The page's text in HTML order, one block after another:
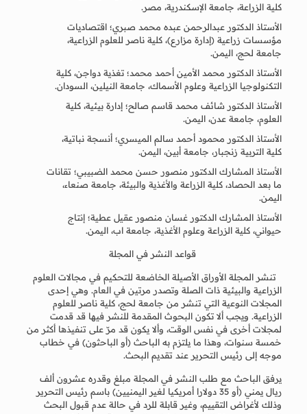
كلية الزراعة، جامعة الإسكندرية، مصر.
الأستاذ الدكتور عبدالرحمن عبده محمد صبري؛ اقتصاديات
مؤسسات زراعية (إدارة مزارع)، كلية ناصر للعلوم الزراعية،
جامعة لحج، اليمن.
الأستاذ الدكتور محمد الأمين أحمد محمد؛ تغذية دواجن، كلية
التكنولوجيا الزراعية وعلوم الأسماك، جامعة النيلين، السودان.
الأستاذ الدكتور شائف محمد قاسم صالح؛ إدارة بيئية، كلية
العلوم، جامعة عدن، اليمن.
الأستاذ الدكتور محمود أحمد سالم الميسري؛ أنسجة نباتية،
كلية التربية زنجبار، جامعة أبين، اليمن.
الأستاذ المشارك الدكتور منصور حسن محمد الضبيبي؛ تقانات
ما بعد الحصاد، كلية الزراعة والأغذية والبيئة، جامعة صنعاء،
اليمن.
الأستاذ المشارك الدكتور غسان منصور عقيل عطية؛ إنتاج
حيواني، كلية الزراعة وعلوم الأغذية، جامعة اب، اليمن.
قواعد النشر في المجلة
تنشر المجلة الأوراق الأصيلة الخاضعة للتحكيم في مجالات العلوم
الزراعية والبيئية ذات الصلة وتصدر مرتين في العام. وهي إحدى
المجلات النوعية التي تنشر من جامعة لحج، كلية ناصر للعلوم
الزراعية. ويجب ألا تكون البحوث المقدمة للنشر فيها قد قدمت
لمجلات أخرى في نفس الوقت، وألا يكون قد مرّ على تنفيذها أكثر من
خمسة سنوات، وهذا ما يلتزم به الباحث (أو الباحثون) في خطاب
موجه إلى رئيس التحرير عند تقديم البحث.
يرفق الباحث مع طلب النشر في المجلة مبلغ وقدره عشرون ألف
ريال يمني (أو 35 دولارا أمريكيا لغير اليمنيين) باسم رئيس التحرير
وذلك لأغراض التقييم، وغير قابلة للرد في حالة عدم قبول البحث